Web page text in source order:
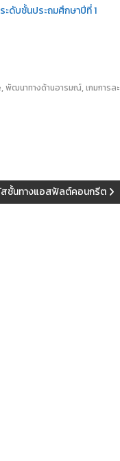
ดับชั้นประถมศึกษาปีที่ 1
,พัฒนาทางด้านอารมณ์,เกมการละ
สชั้นทางแอสฟัลต์คอนกรีต